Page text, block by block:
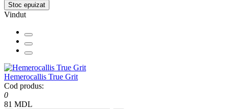
Stoc epuizat
Vindut
Hemerocallis True Grit
Cod produs:
0
81 MDL